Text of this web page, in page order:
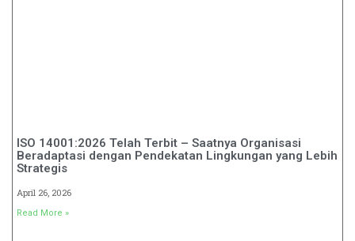
ISO 14001:2026 Telah Terbit – Saatnya Organisasi
Beradaptasi dengan Pendekatan Lingkungan yang Lebih
Strategis
April 26, 2026
Read More »